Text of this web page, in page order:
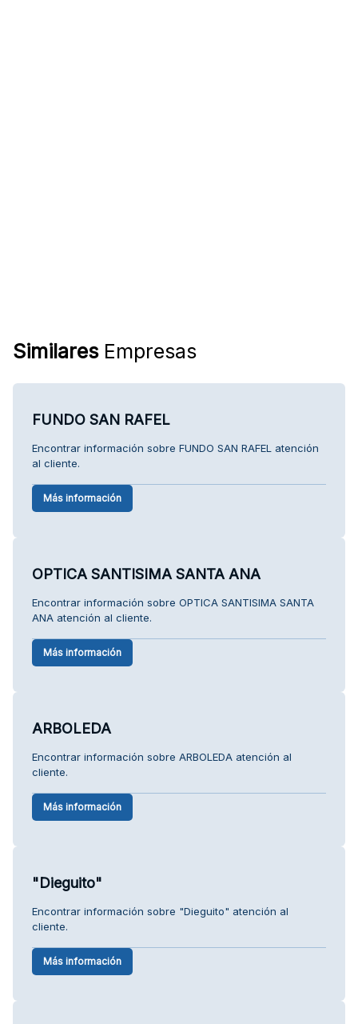
SimilaresEmpresas
FUNDO SAN RAFEL
Encontrar información sobre FUNDO SAN RAFEL atención
al cliente.
Más información
OPTICA SANTISIMA SANTA ANA
Encontrar información sobre OPTICA SANTISIMA SANTA
ANA atención al cliente.
Más información
ARBOLEDA
Encontrar información sobre ARBOLEDA atención al
cliente.
Más información
"Dieguito"
Encontrar información sobre "Dieguito" atención al
cliente.
Más información